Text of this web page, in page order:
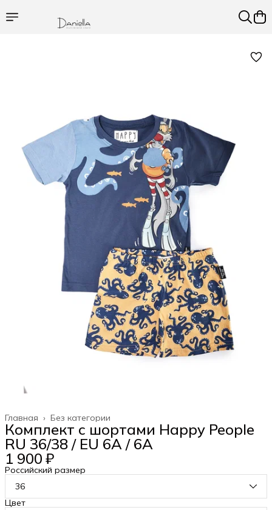
Без категории
Главная ›
Комплект c шортами Happy People
RU 36/38 / EU 6A / 6A
1 900 ₽
Российский размер
36
Цвет